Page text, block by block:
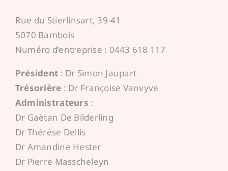
Trouver un médecin
News
Liens utiles
Espace médecins
Rue du Stierlinsart, 39-41
5070 Bambois
Numéro d’entreprise : 0443 618 117
Président : Dr Simon Jaupart
Trésorière : Dr Françoise Vanvyve
Administrateurs :
Dr Gaëtan De Bilderling
Dr Thérèse Dellis
Dr Amandine Hester
Dr Pierre Masscheleyn